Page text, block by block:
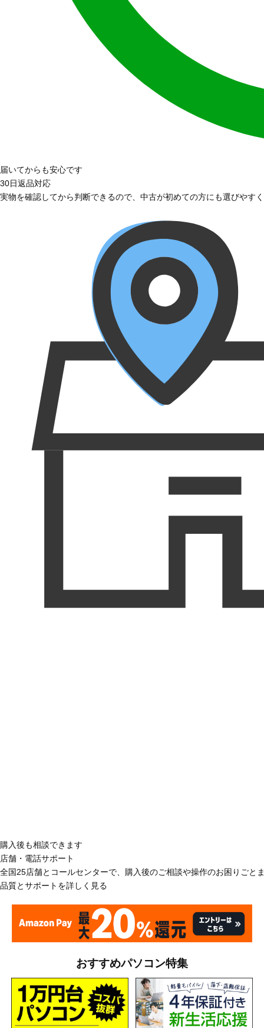
届いてからも安心です
30日返品対応
実物を確認してから判断できるので、中古が初めての方にも選びやす
購入後も相談できます
店舗・電話サポート
全国25店舗とコールセンターで、購入後のご相談や操作のお困りごと
品質とサポートを詳しく見る
おすすめパソコン特集